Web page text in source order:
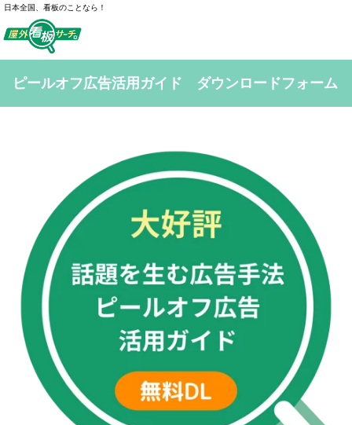
日本全国、看板のことなら！
ピールオフ広告活用ガイド ダウンロードフォーム